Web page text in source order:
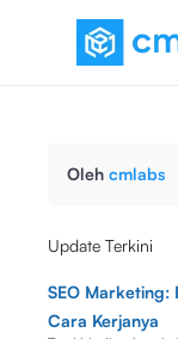
Oleh cmlabs
Update Terkini
SEO Marketing:
Cara Kerjanya